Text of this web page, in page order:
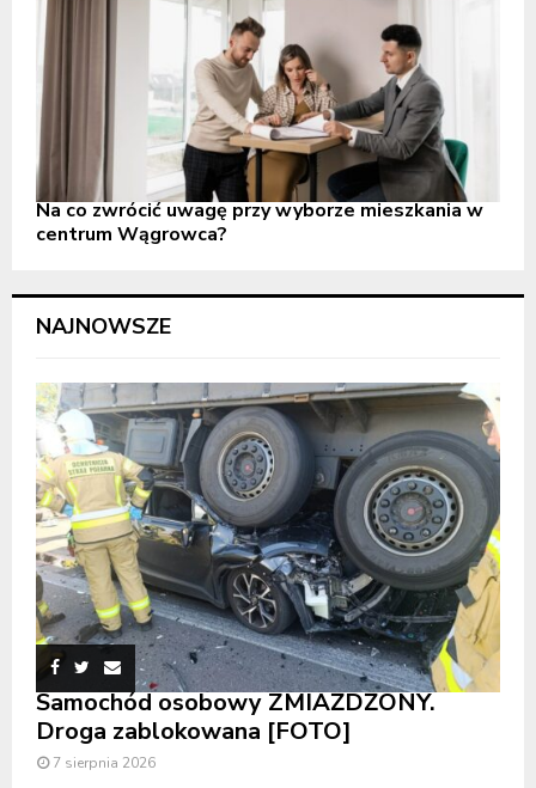
Na co zwrócić uwagę przy wyborze mieszkania w
centrum Wągrowca?
NAJNOWSZE
Samochód osobowy ZMIAŻDŻONY.
Droga zablokowana [FOTO]
7 sierpnia 2026